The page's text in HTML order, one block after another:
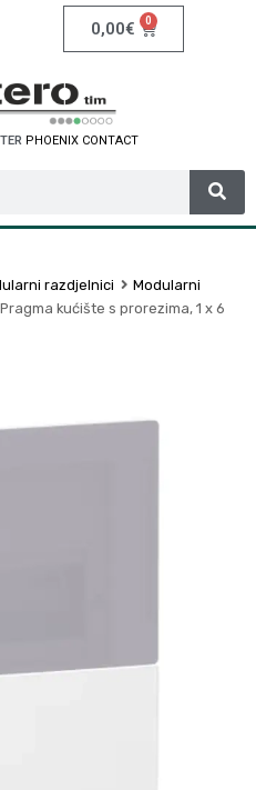
0,00€ 0
PHOENIX CONTACT
razdjelnici
Modularni
kućište s prorezima, 1 x 6